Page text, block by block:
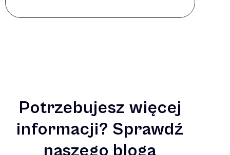
Potrzebujesz więcej
informacji? Sprawdź
naszego bloga